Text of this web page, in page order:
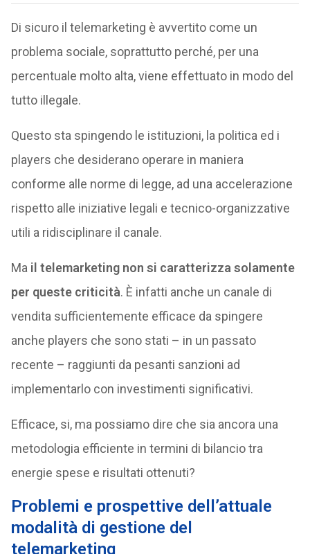
Di sicuro il telemarketing è avvertito come un
problema sociale, soprattutto perché, per una
percentuale molto alta, viene effettuato in modo del
tutto illegale.
Questo sta spingendo le istituzioni, la politica ed i
players che desiderano operare in maniera
conforme alle norme di legge, ad una accelerazione
rispetto alle iniziative legali e tecnico-organizzative
utili a ridisciplinare il canale.
Ma il telemarketing non si caratterizza solamente
per queste criticità. È infatti anche un canale di
vendita sufficientemente efficace da spingere
anche players che sono stati – in un passato
recente – raggiunti da pesanti sanzioni ad
implementarlo con investimenti significativi.
Efficace, si, ma possiamo dire che sia ancora una
metodologia efficiente in termini di bilancio tra
energie spese e risultati ottenuti?
Problemi e prospettive dell’attuale
modalità di gestione del
telemarketing